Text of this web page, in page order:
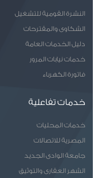
النشرة القومية للتشغيل
الشكاوى والمقترحات
دليل الخدمات العامة
خدمات نيابات المرور
فاتورة الكهرباء
خدمات تفاعلية
خدمات المحليات
المصرية للاتصالات
جامعة الوادى الجديد
الشهر العقارى والتوثيق